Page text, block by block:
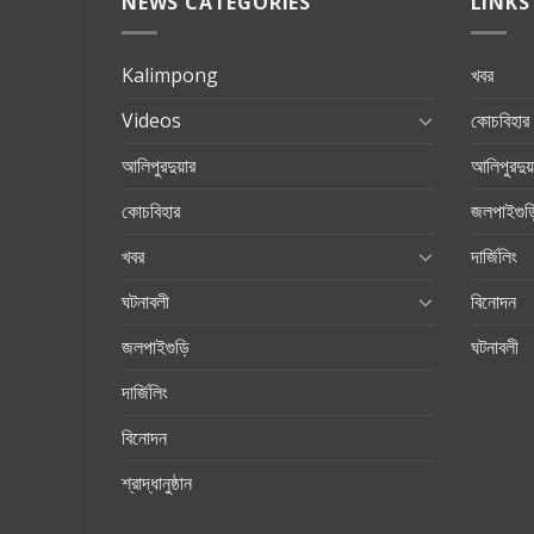
Kalimpong
Videos
আলিপুরদুয়ার
কোচবিহার
খবর
ঘটনাবলী
জলপাইগুড়ি
দার্জিলিং
বিনোদন
শ্রাদ্ধানুষ্ঠান
খবর
কোচবিহার
দার্জিলিং
বিনোদন
ঘটনাবলী